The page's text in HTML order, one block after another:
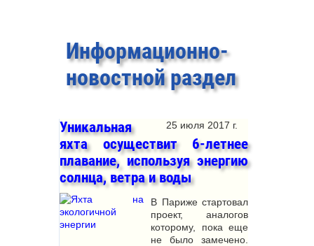
Информационно-
новостной раздел
25 июля 2017 г.
Уникальная
яхта осуществит 6-летнее
плавание, используя энергию
солнца, ветра и воды
В Париже стартовал
проект, аналогов
которому, пока еще
не было замечено.